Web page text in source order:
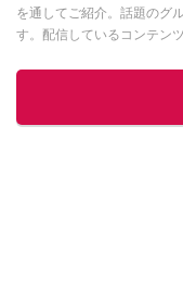
を通してご紹介。話題のグ
す。配信しているコンテン
ニュースでフォロー